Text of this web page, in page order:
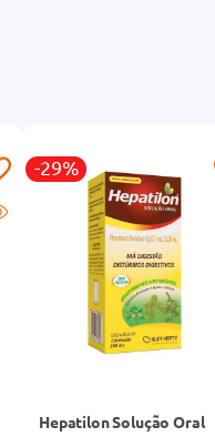
-29%
Hepatilon Solução Oral